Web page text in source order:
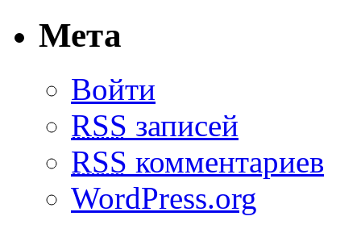
Мета
Войти
RSS записей
RSS комментариев
WordPress.org